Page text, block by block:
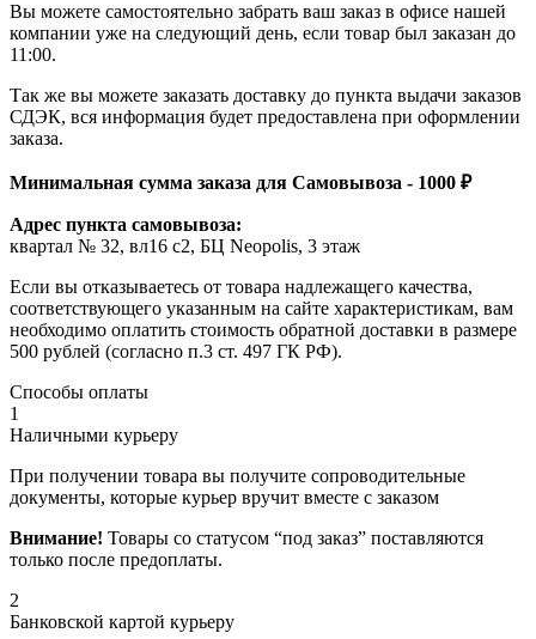
Вы можете самостоятельно забрать ваш заказ в офисе нашей
компании уже на следующий день, если товар был заказан до
11:00.
Так же вы можете заказать доставку до пункта выдачи заказов
СДЭК, вся информация будет предоставлена при оформлении
заказа.
Минимальная сумма заказа для Самовывоза - 1000 ₽
Адрес пункта самовывоза:
квартал № 32, вл16 с2, БЦ Neopolis, 3 этаж
Если вы отказываетесь от товара надлежащего качества,
соответствующего указанным на сайте характеристикам, вам
необходимо оплатить стоимость обратной доставки в размере
500 рублей (согласно п.3 ст. 497 ГК РФ).
Способы оплаты
1
Наличными курьеру
При получении товара вы получите сопроводительные
документы, которые курьер вручит вместе с заказом
Внимание! Товары со статусом “под заказ” поставляются
только после предоплаты.
2
Банковской картой курьеру